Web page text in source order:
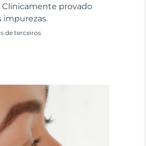
provado
impurezas.
de terceiros